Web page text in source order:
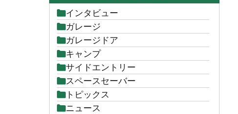
インタビュー
ガレージ
ガレージドア
キャンプ
サイドエントリー
スペースセーバー
トピックス
ニュース